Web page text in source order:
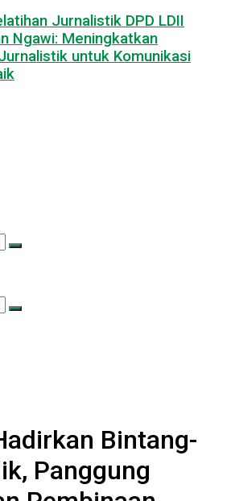
Jurnalistik DPD LDII
Ngawi: Meningkatkan
untuk Komunikasi
Bintang-
Panggung